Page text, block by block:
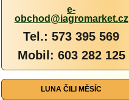
e-
obchod@iagromarket.cz
Tel.: 573 395 569
Mobil: 603 282 125
LUNA ČILI MĚSÍC